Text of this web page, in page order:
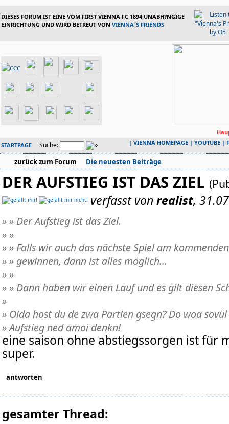
DIESES FORUM IST EINE VOM FIRST VIENNA FC 1894 UNABH?NGIGE
EINRICHTUNG UND WIRD BETREUT VON VIENNA´S FRIENDS
STARTPAGE
Suche: | VIENNA HOMEPAGE | YOUTUBE |
zurück zum Forum Die neuesten Beiträge
DER AUFSTIEG IST DAS ZIEL
verfasst vonrealist,
» » Der Aufstieg ist das Ziel.
» »
» » Falls wir auch das nächste Spiel am
» » gewinnen, dann ist alles möglich...
» »
» » Dann haben wir einen Lauf und es gilt diesen
»
» Oida host du de zwa Partien gsegn? Do woa
» Aufstieg ned amoi denkn!
eine saison ohne abstiegssorgen ist für
super.
antworten
gesamter Thread: